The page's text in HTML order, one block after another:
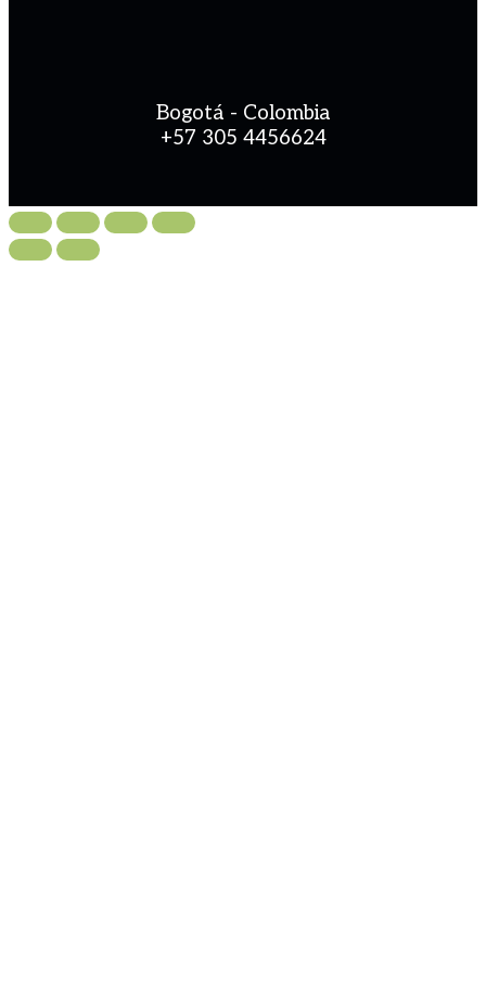
Bogotá - Colombia
+57 305 4456624